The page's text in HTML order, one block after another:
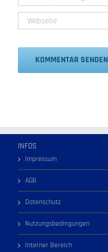
INFOS
Impressum
AGB
Datenschutz
Nutzungsbedingungen
Interner Bereich